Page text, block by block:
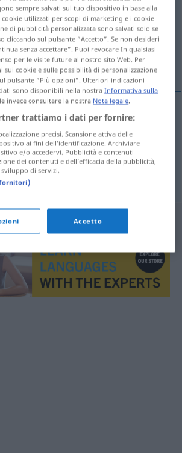
le traduzion
per maggiori dettagli)
peyzaj
sempre salvati sul tuo dispositivo in base alla
utilizzati per scopi di marketing e i cookie
di pubblicità personalizzata sono salvati solo se
cliccando sul pulsante “Accetto”. Se non desideri
senza accettare”. Puoi revocare In qualsiasi
per le visite future al nostro sito Web. Per
cookie e sulle possibilità di personalizzazione
pulsante “Più opzioni”. Ulteriori indicazioni
sono disponibili nella nostraInformativa sulla
invece consultare la nostra Nota legale
trattiamo i dati per fornire:
precisi. Scansione attiva delle
ai fini dell’identificazione. Archiviare
e/o accedervi. Pubblicità e contenuti
dei contenuti e dell’efficacia della pubblicità,
di servizi.
Accetto